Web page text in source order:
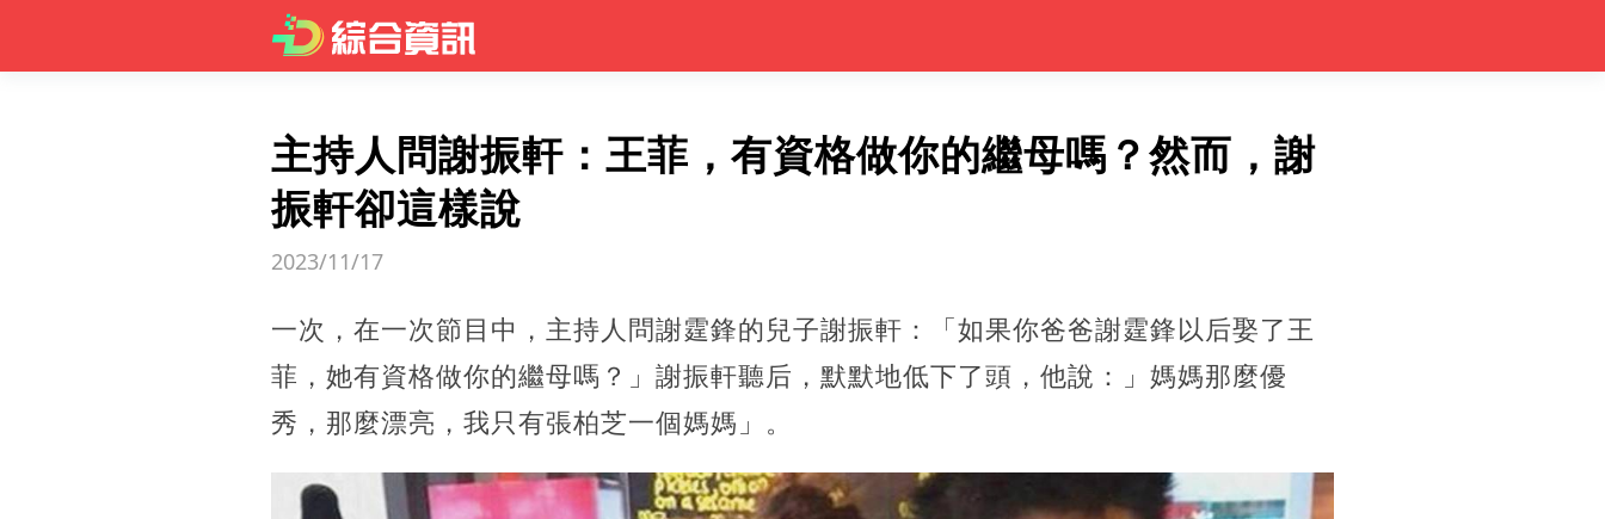
主持人問謝振軒：王菲，有資格做你的繼母嗎？然而，謝
振軒卻這樣說
2023/11/17
一次，在一次節目中，主持人問謝霆鋒的兒子謝振軒：「如果你爸爸謝霆鋒以后娶了王
菲，她有資格做你的繼母嗎？」謝振軒聽后，默默地低下了頭，他說：」媽媽那麼優
秀，那麼漂亮，我只有張柏芝一個媽媽」。